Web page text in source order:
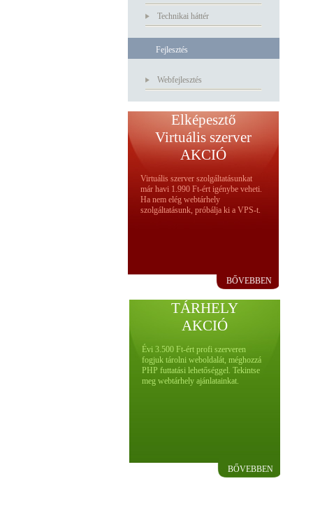
Technikai háttér
Fejlesztés
Webfejlesztés
Elképesztő
Virtuális szerver
AKCIÓ
Virtuális szerver szolgáltatásunkat
már havi 1.990 Ft-ért igénybe veheti.
Ha nem elég webtárhely
szolgáltatásunk, próbálja ki a VPS-t.
BŐVEBBEN
TÁRHELY
AKCIÓ
Évi 3.500 Ft-ért profi szerveren
fogjuk tárolni weboldalát, méghozzá
PHP futtatási lehetőséggel. Tekintse
meg webtárhely ajánlatainkat.
BŐVEBBEN